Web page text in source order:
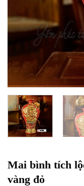
Mai bình tích
vàng đỏ